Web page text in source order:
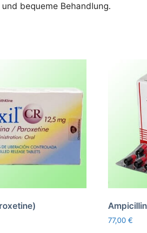
bequeme Behandlung.
77,00 €